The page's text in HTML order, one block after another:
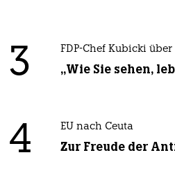
3 FDP-Chef Kubicki über
„Wie Sie sehen,
4 EU nach Ceuta
Zur Freude der